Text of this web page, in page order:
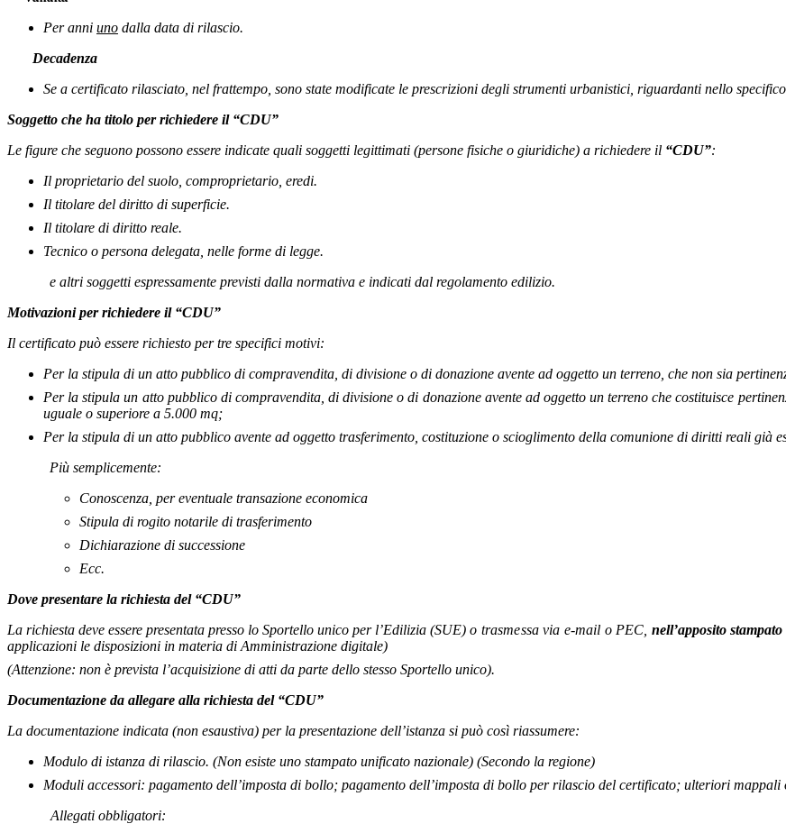
Per anni uno dalla data di rilascio.
Decadenza
Se a certificato rilasciato, nel frattempo, sono state modificate le prescrizioni degli strumenti urbanistici, riguardanti nello specifico
Soggetto che ha titolo per richiedere il “CDU”
Le figure che seguono possono essere indicate quali soggetti legittimati (persone fisiche o giuridiche) a richiedere il “CDU”:
Il proprietario del suolo, comproprietario, eredi.
Il titolare del diritto di superficie.
Il titolare di diritto reale.
Tecnico o persona delegata, nelle forme di legge.
e altri soggetti espressamente previsti dalla normativa e indicati dal regolamento edilizio.
Motivazioni per richiedere il “CDU”
Il certificato può essere richiesto per tre specifici motivi:
Per la stipula di un atto pubblico di compravendita, di divisione o di donazione avente ad oggetto un terreno, che non sia
Per la stipula un atto pubblico di compravendita, di divisione o di donazione avente ad oggetto un terreno che costituisce
uguale o superiore a 5.000 mq;
Per la stipula di un atto pubblico avente ad oggetto trasferimento, costituzione o scioglimento della comunione di diritti reali già
Più semplicemente:
Conoscenza, per eventuale transazione economica
Stipula di rogito notarile di trasferimento
Dichiarazione di successione
Ecc.
Dove presentare la richiesta del “CDU”
La richiesta deve essere presentata presso lo Sportello unico per l’Edilizia (SUE)o trasmessa via e-mail o PEC, nell’apposito
applicazioni le disposizioni in materia di Amministrazione digitale)
(Attenzione: non è prevista l’acquisizione di atti da parte dello stesso Sportello unico).
Documentazione da allegare alla richiesta del “CDU”
La documentazione indicata (non esaustiva) per la presentazione dell’istanza si può così riassumere:
Modulo di istanza di rilascio. (Non esiste uno stampato unificato nazionale) (Secondo la regione)
Moduli accessori: pagamento dell’imposta di bollo; pagamento dell’imposta di bollo per rilascio del certificato; ulteriori
Allegati obbligatori: